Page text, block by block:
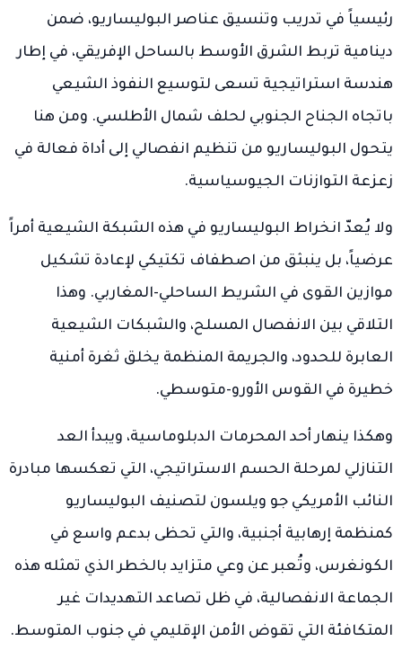
رئيسياً في تدريب وتنسيق عناصر البوليساريو، ضمن
دينامية تربط الشرق الأوسط بالساحل الإفريقي، في إطار
هندسة استراتيجية تسعى لتوسيع النفوذ الشيعي
باتجاه الجناح الجنوبي لحلف شمال الأطلسي. ومن هنا
يتحول البوليساريو من تنظيم انفصالي إلى أداة فعالة في
زعزعة التوازنات الجيوسياسية.
ولا يُعدّ انخراط البوليساريو في هذه الشبكة الشيعية أمراً
عرضياً، بل ينبثق من اصطفاف تكتيكي لإعادة تشكيل
موازين القوى في الشريط الساحلي-المغاربي. وهذا
التلاقي بين الانفصال المسلح، والشبكات الشيعية
العابرة للحدود، والجريمة المنظمة يخلق ثغرة أمنية
خطيرة في القوس الأورو-متوسطي.
وهكذا ينهار أحد المحرمات الدبلوماسية، ويبدأ العد
التنازلي لمرحلة الحسم الاستراتيجي، التي تعكسها مبادرة
النائب الأمريكي جو ويلسون لتصنيف البوليساريو
كمنظمة إرهابية أجنبية، والتي تحظى بدعم واسع في
الكونغرس، وتُعبر عن وعي متزايد بالخطر الذي تمثله هذه
الجماعة الانفصالية، في ظل تصاعد التهديدات غير
المتكافئة التي تقوض الأمن الإقليمي في جنوب المتوسط.